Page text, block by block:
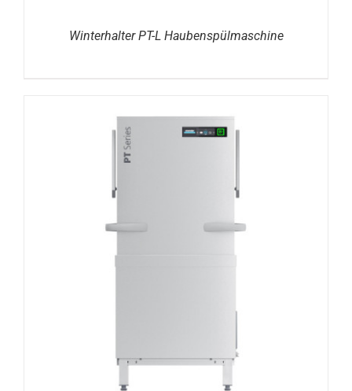
Winterhalter PT-L Haubenspülmaschine